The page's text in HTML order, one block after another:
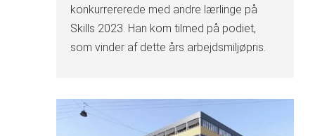
konkurrererede med andre lærlinge på
Skills 2023. Han kom tilmed på podiet,
som vinder af dette års arbejdsmiljøpris.